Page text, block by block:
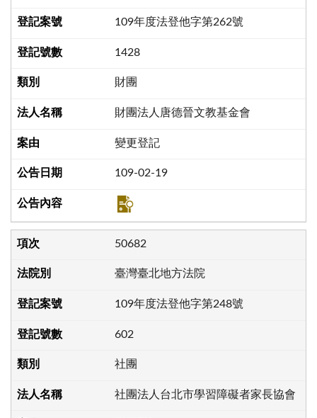
109年度法登他字第262號
1428
財團
財團法人唐德晉文教基金會
變更登記
109-02-19
50682
臺灣臺北地方法院
109年度法登他字第248號
602
社團
社團法人台北市學習障礙者家長協會